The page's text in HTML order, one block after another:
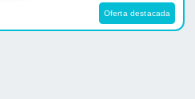
Oferta destacada